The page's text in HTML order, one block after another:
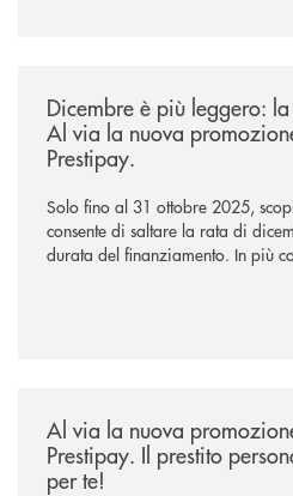
Dicembre è più leggero:
Al via la nuova
Prestipay.
Solo fino al 31 ottobre 2025,
consente di saltare la rata di
durata del finanziamento. In più
Al via la nuova
Prestipay. Il prestito
per te!